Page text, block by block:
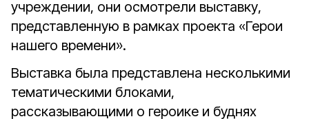
учреждении, они осмотрели выставку,
представленную в рамках проекта «Герои
нашего времени».
Выставка была представлена несколькими
тематическими блоками,
рассказывающими о героике и буднях